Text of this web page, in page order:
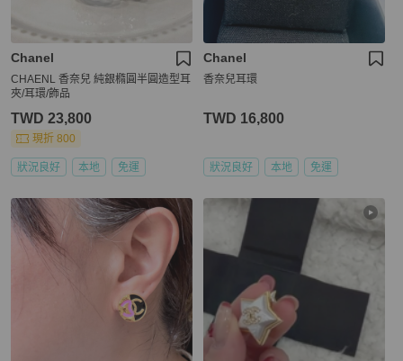
Chanel
CHAENL 香奈兒 純銀橢圓半圓造型耳
夾/耳環/飾品
TWD 23,800
現折 800
狀況良好 本地 免運
Chanel
香奈兒耳環
TWD 16,800
狀況良好 本地 免運